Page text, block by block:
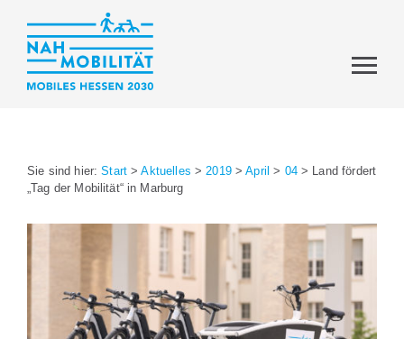
Sie sind hier:Start >Aktuelles >2019>April > 04> Land fördert
„Tag der Mobilität“ in Marburg